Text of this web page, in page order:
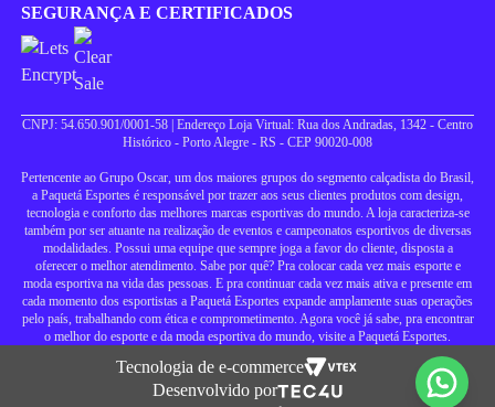
SEGURANÇA E CERTIFICADOS
CNPJ: 54.650.901/0001-58 | Endereço Loja Virtual: Rua dos Andradas, 1342 - Centro
Histórico - Porto Alegre - RS - CEP 90020-008
Pertencente ao Grupo Oscar, um dos maiores grupos do segmento calçadista do Brasil,
a Paquetá Esportes é responsável por trazer aos seus clientes produtos com design,
tecnologia e conforto das melhores marcas esportivas do mundo. A loja caracteriza-se
também por ser atuante na realização de eventos e campeonatos esportivos de diversas
modalidades. Possui uma equipe que sempre joga a favor do cliente, disposta a
oferecer o melhor atendimento. Sabe por quê? Pra colocar cada vez mais esporte e
moda esportiva na vida das pessoas. E pra continuar cada vez mais ativa e presente em
cada momento dos esportistas a Paquetá Esportes expande amplamente suas operações
pelo país, trabalhando com ética e comprometimento. Agora você já sabe, pra encontrar
o melhor do esporte e da moda esportiva do mundo, visite a Paquetá Esportes.
Tecnologia de e-commerce
Desenvolvido por